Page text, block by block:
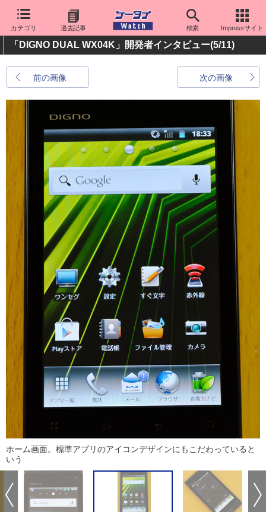
カテゴリ 過去記事 検索 Impressサイト
「DIGNO DUAL WX04K」開発者インタビュー(5/11)
前の画像 次の画像
ホーム画面。標準アプリのアイコンデザインにもこだわっていると
いう